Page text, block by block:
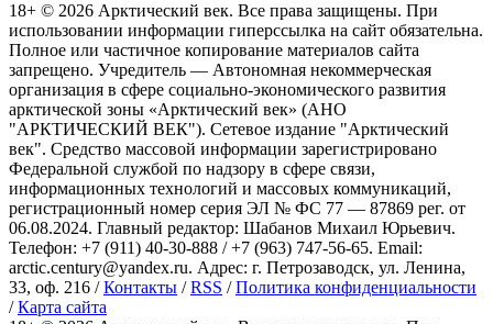
18+ © 2026 Арктический век. Все права защищены. При
использовании информации гиперссылка на сайт обязательна.
Полное или частичное копирование материалов сайта
запрещено. Учредитель — Автономная некоммерческая
организация в сфере социально-экономического развития
арктической зоны «Арктический век» (АНО
"АРКТИЧЕСКИЙ ВЕК"). Сетевое издание "Арктический
век". Средство массовой информации зарегистрировано
Федеральной службой по надзору в сфере связи,
информационных технологий и массовых коммуникаций,
регистрационный номер серия ЭЛ № ФС 77 — 87869 рег. от
06.08.2024. Главный редактор: Шабанов Михаил Юрьевич.
Телефон: +7 (911) 40-30-888 / +7 (963) 747-56-65. Email:
arctic.century@yandex.ru. Адрес: г. Петрозаводск, ул. Ленина,
33, оф. 216 /Контакты /RSS /Политика конфиденциальности
/Карта сайта